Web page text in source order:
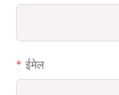
ईमेल